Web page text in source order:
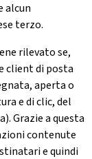
alcun
terzo.
rilevato se,
client di posta
aperta o
e di clic, del
Grazie a questa
contenute
e quindi